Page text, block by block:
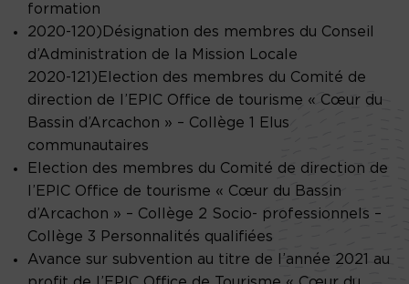
formation
2020-120)Désignation des membres du Conseil
d’Administration de la Mission Locale
2020-121)Election des membres du Comité de
direction de l’EPIC Office de tourisme « Cœur du
Bassin d’Arcachon » – Collège 1 Elus
communautaires
Election des membres du Comité de direction de
l’EPIC Office de tourisme « Cœur du Bassin
d’Arcachon » – Collège 2 Socio- professionnels –
Collège 3 Personnalités qualifiées
Avance sur subvention au titre de l’année 2021 au